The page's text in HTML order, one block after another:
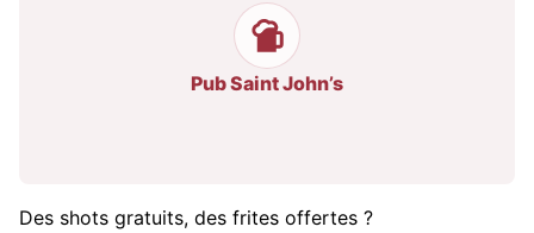
Pub Saint John’s
Des shots gratuits, des frites offertes ?